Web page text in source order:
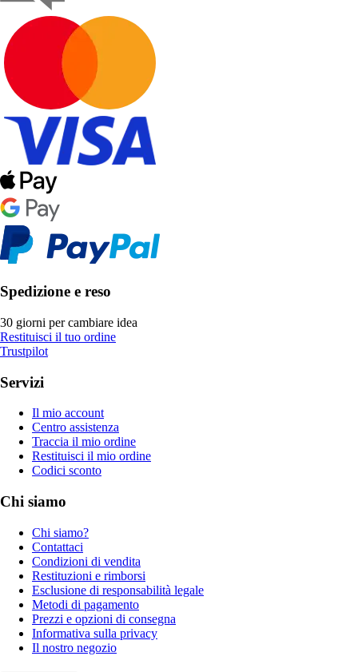
Spedizione e reso
30 giorni per cambiare idea
Restituisci il tuo ordine
Trustpilot
Servizi
Il mio account
Centro assistenza
Traccia il mio ordine
Restituisci il mio ordine
Codici sconto
Chi siamo
Chi siamo?
Contattaci
Condizioni di vendita
Restituzioni e rimborsi
Esclusione di responsabilità legale
Metodi di pagamento
Prezzi e opzioni di consegna
Informativa sulla privacy
Il nostro negozio